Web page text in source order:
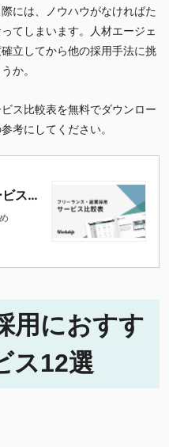
には、ノウハウがなければた
てしまいます。人材エージェ
立してから他の採用手法に挑
か。
ス比較表を無料でダウンロー
考にしてください。
ス比
いま
用におすす
ス12選